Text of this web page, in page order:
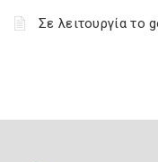
Σε λειτουργία το